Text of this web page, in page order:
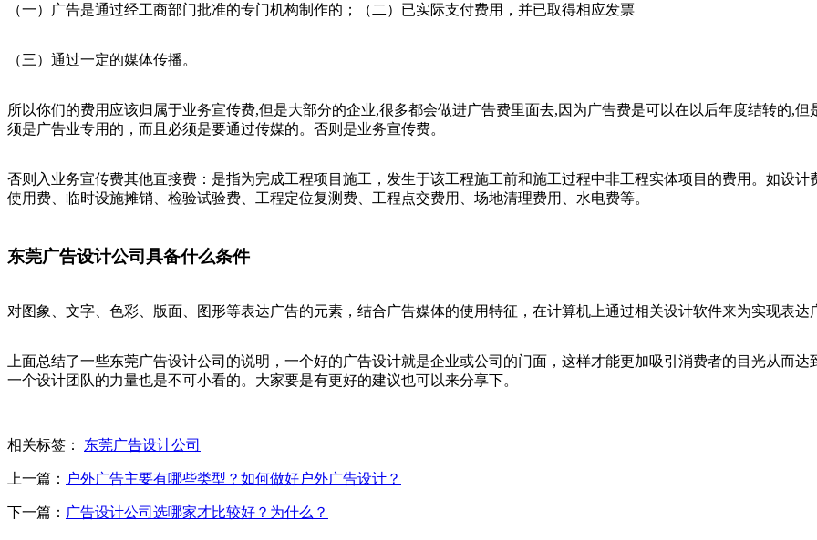
（一）广告是通过经工商部门批准的专门机构制作的；（二）已实际支付费用，并已取得相应发票
（三）通过一定的媒体传播。
所以你们的费用应该归属于业务宣传费,但是大部分的企业,很多都会做进广告费里面去,因为广告费是可以在以后年度结转的,
须是广告业专用的，而且必须是要通过传媒的。否则是业务宣传费。
否则入业务宣传费其他直接费：是指为完成工程项目施工，发生于该工程施工前和施工过程中非工程实体项目的费用。如设
使用费、临时设施摊销、检验试验费、工程定位复测费、工程点交费用、场地清理费用、水电费等。
东莞广告设计公司具备什么条件
对图象、文字、色彩、版面、图形等表达广告的元素，结合广告媒体的使用特征，在计算机上通过相关设计软件来为实现表
上面总结了一些东莞广告设计公司的说明，一个好的广告设计就是企业或公司的门面，这样才能更加吸引消费者的目光从而
一个设计团队的力量也是不可小看的。大家要是有更好的建议也可以来分享下。
相关标签： 东莞广告设计公司
上一篇： 户外广告主要有哪些类型？如何做好户外广告设计？
下一篇： 广告设计公司选哪家才比较好？为什么？